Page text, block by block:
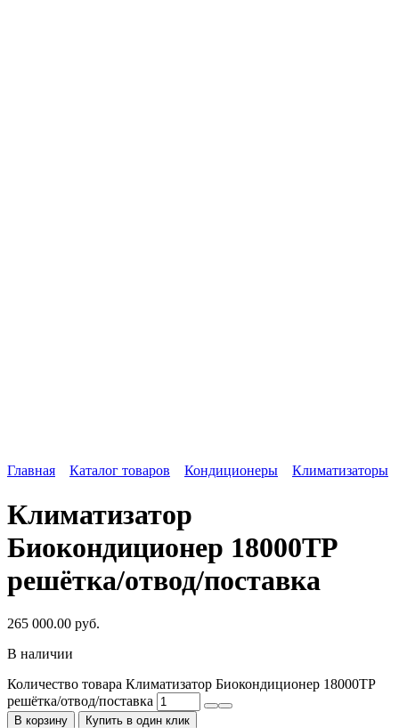
Главная Каталог товаров Кондиционеры Климатизаторы
Климатизатор
Биокондиционер 18000TP
решётка/отвод/поставка
265 000.00 руб.
В наличии
Количество товара Климатизатор Биокондиционер 18000TP
решётка/отвод/поставка
В корзину Купить в один клик